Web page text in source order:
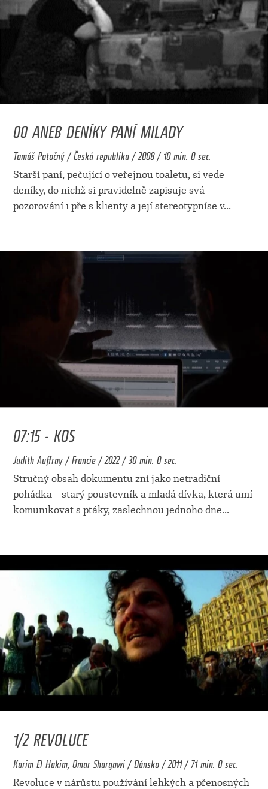
00 ANEB DENÍKY PANÍ MILADY
Tomáš Potočný / Česká republika / 2008 / 10 min. 0 sec.
Starší paní, pečující o veřejnou toaletu, si vede
deníky, do nichž si pravidelně zapisuje svá
pozorování i pře s klienty a její stereotypníse v...
07:15 - KOS
Judith Auffray / Francie / 2022 / 30 min. 0 sec.
Stručný obsah dokumentu zní jako netradiční
pohádka – starý poustevník a mladá dívka, která umí
komunikovat s ptáky, zaslechnou jednoho dne...
1/2 REVOLUCE
Karim El Hakim, Omar Shargawi / Dánsko / 2011 / 71 min. 0 sec.
Revoluce v nárůstu používání lehkých a přenosných